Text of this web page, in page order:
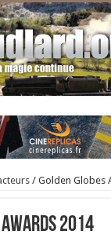
/ Golden Globes
2014